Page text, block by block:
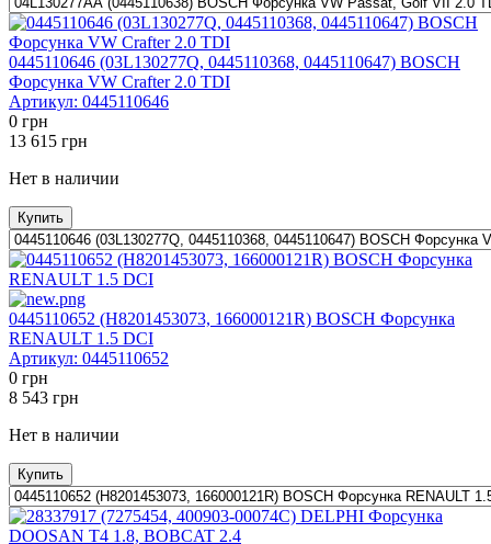
0445110646 (03L130277Q, 0445110368, 0445110647) BOSCH
Форсунка VW Crafter 2.0 TDI
Артикул: 0445110646
0 грн
13 615 грн
Нет в наличии
Купить
0445110652 (H8201453073, 166000121R) BOSCH Форсунка
RENAULT 1.5 DCI
Артикул: 0445110652
0 грн
8 543 грн
Нет в наличии
Купить